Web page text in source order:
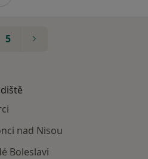
5
nad Nisou
Boleslavi